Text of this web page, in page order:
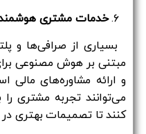
خدمات مشتری
بسیاری از صرافی‌ها و
مبتنی بر هوش مصنوعی
و ارائه مشاوره‌های مالی
می‌توانند تجربه مشتری
کنند تا تصمیمات بهتری در